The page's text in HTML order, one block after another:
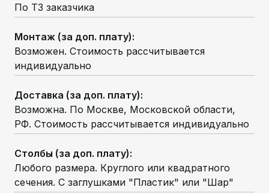
По ТЗ заказчика
Монтаж (за доп. плату):
Возможен. Стоимость рассчитывается
индивидуально
Доставка (за доп. плату):
Возможна. По Москве, Московской области,
РФ. Стоимость рассчитывается индивидуально
Столбы (за доп. плату):
Любого размера. Круглого или квадратного
сечения. С заглушками "Пластик" или "Шар"